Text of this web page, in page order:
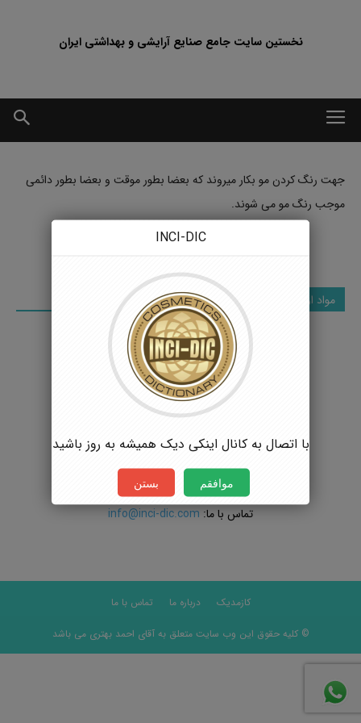
نخستین سایت جامع صنایع آرایشی و بهداشتی ایران
جهت رنگ کردن مو بکار میروند که بعضا بطور موقت و بعضا بطور دائمی
موجب رنگ مو می شوند.
مواد اولیه رنگ کننده مو
نخستین سایت تخصصی صنایع آرایشی و بهداشتی ایران
تماس با ما: info@inci-dic.com
کازمدیک درباره ما تماس با ما
© کلیه حقوق این وب سایت متعلق به آقای احمد بهتری می باشد
INCI-DIC
با اتصال به کانال اینکی دیک همیشه به روز باشید
موافقم بستن